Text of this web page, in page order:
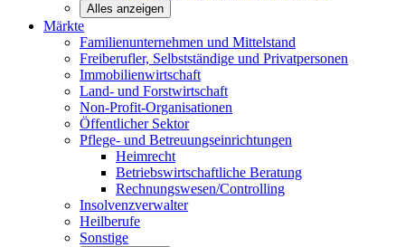
Alles anzeigen
Märkte
Familienunternehmen und Mittelstand
Freiberufler, Selbstständige und Privatpersonen
Immobilienwirtschaft
Land- und Forstwirtschaft
Non-Profit-Organisationen
Öffentlicher Sektor
Pflege- und Betreuungseinrichtungen
Heimrecht
Betriebswirtschaftliche Beratung
Rechnungswesen/Controlling
Insolvenzverwalter
Heilberufe
Sonstige